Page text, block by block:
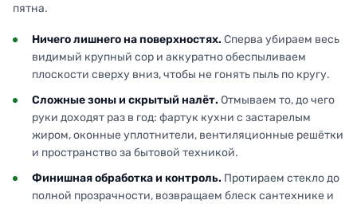
пятна.
Ничего лишнего на поверхностях. Сперва убираем весь
видимый крупный сор и аккуратно обеспыливаем
плоскости сверху вниз, чтобы не гонять пыль по кругу.
Сложные зоны и скрытый налёт. Отмываем то, до чего
руки доходят раз в год: фартук кухни с застарелым
жиром, оконные уплотнители, вентиляционные решётки
и пространство за бытовой техникой.
Финишная обработка и контроль. Протираем стекло до
полной прозрачности, возвращаем блеск сантехнике и